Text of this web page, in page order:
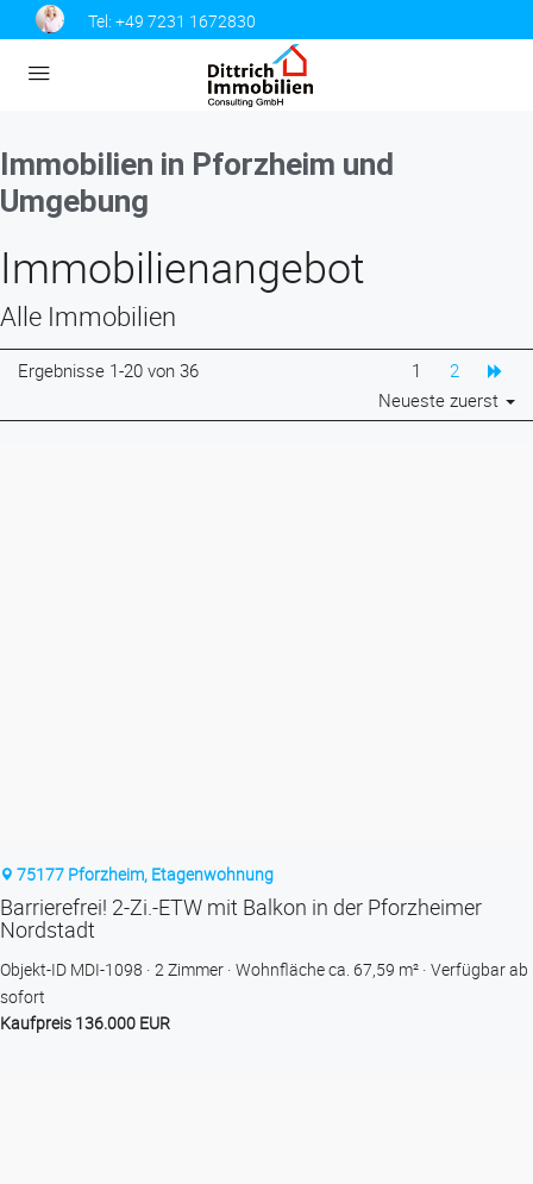
Tel: +49 7231 1672830
Immobilien in Pforzheim und
Umgebung
Immobilien­angebot
Alle Immobilien
Ergebnisse 1-20 von 36 1
2
Neueste zuerst
75177 Pforzheim, Etagenwohnung
Barrierefrei! 2-Zi.-ETW mit Balkon in der Pforzheimer
Nordstadt
Objekt-ID MDI-1098 2 Zimmer Wohnfläche ca. 67,59 m² Verfügbar ab
sofort
Kaufpreis 136.000 EUR